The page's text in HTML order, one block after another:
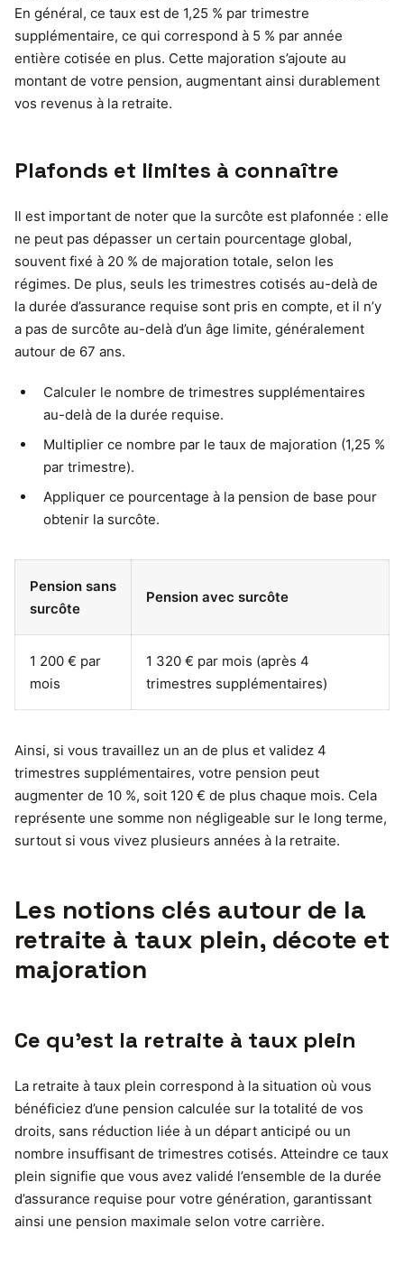
En général, ce taux est de 1,25 % par trimestre
supplémentaire, ce qui correspond à 5 % par année
entière cotisée en plus. Cette majoration s’ajoute au
montant de votre pension, augmentant ainsi durablement
vos revenus à la retraite.
Plafonds et limites à connaître
Il est important de noter que la surcôte est plafonnée : elle
ne peut pas dépasser un certain pourcentage global,
souvent fixé à 20 % de majoration totale, selon les
régimes. De plus, seuls les trimestres cotisés au-delà de
la durée d’assurance requise sont pris en compte, et il n’y
a pas de surcôte au-delà d’un âge limite, généralement
autour de 67 ans.
Calculer le nombre de trimestres supplémentaires
au-delà de la durée requise.
Multiplier ce nombre par le taux de majoration (1,25 %
par trimestre).
Appliquer ce pourcentage à la pension de base pour
obtenir la surcôte.
Pension sans
surcôte
Pension avec surcôte
1 200 € par
mois
1 320 € par mois (après 4
trimestres supplémentaires)
Ainsi, si vous travaillez un an de plus et validez 4
trimestres supplémentaires, votre pension peut
augmenter de 10 %, soit 120 € de plus chaque mois. Cela
représente une somme non négligeable sur le long terme,
surtout si vous vivez plusieurs années à la retraite.
Les notions clés autour de la
retraite à taux plein, décote et
majoration
Ce qu’est la retraite à taux plein
La retraite à taux plein correspond à la situation où vous
bénéficiez d’une pension calculée sur la totalité de vos
droits, sans réduction liée à un départ anticipé ou un
nombre insuffisant de trimestres cotisés. Atteindre ce taux
plein signifie que vous avez validé l’ensemble de la durée
d’assurance requise pour votre génération, garantissant
ainsi une pension maximale selon votre carrière.